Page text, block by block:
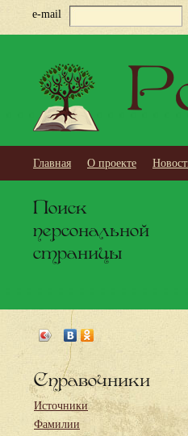
e-mail
Главная О проекте
Поиск
персональной
страницы
Справочники
Источники
Фамилии